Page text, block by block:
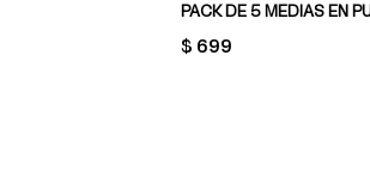
PACK DE 5 MEDIAS EN
PRICE:
$ 699